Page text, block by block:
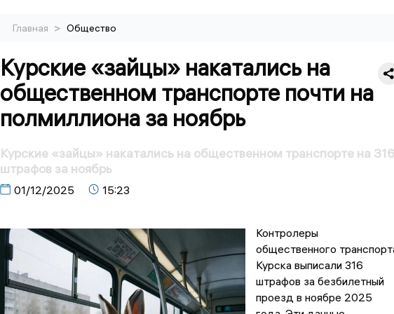
Главная > Общество
Курские «зайцы» накатались на
общественном транспорте почти на
полмиллиона за ноябрь
Курские «зайцы» накатались на общественном транспорте на 316
штрафов за ноябрь
01/12/2025 15:23
Контролеры
общественного
Курска выписали 316
штрафов за безбилетный
проезд в ноябре 2025